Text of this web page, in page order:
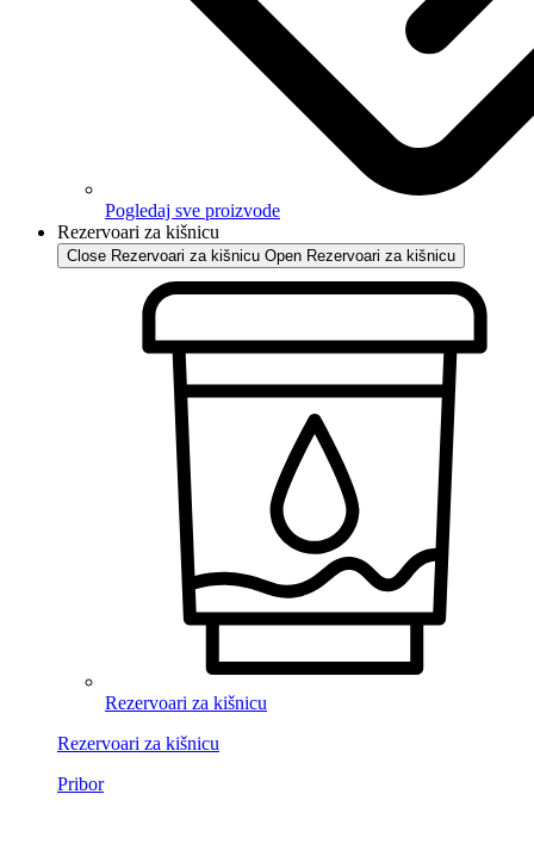
Pogledaj sve proizvode
Rezervoari za kišnicu
Close Rezervoari za kišnicu Open Rezervoari za kišnicu
Rezervoari za kišnicu
Rezervoari za kišnicu
Pribor